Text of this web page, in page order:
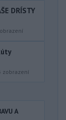
DRÍSTY
zobrazení
A